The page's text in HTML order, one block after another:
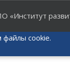
файлы cookie.